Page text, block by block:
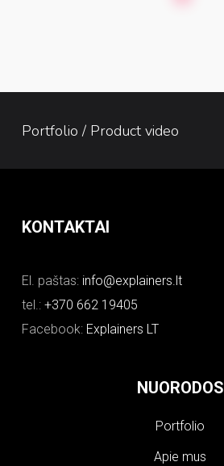
Portfolio / Product video
KONTAKTAI
El. paštas: info@explainers.lt
tel.: +370 662 19405
Facebook: Explainers LT
NUORODOS
Portfolio
Apie mus